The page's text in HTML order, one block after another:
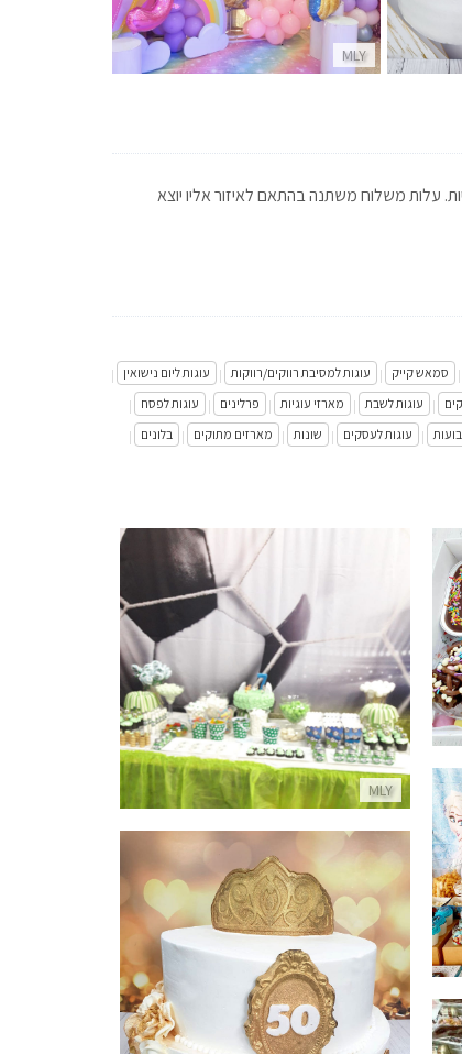
MLY
עלות משלוח משתנה בהתאם לאיזור אליו יוצא
| סמאש קייק | עוגות למסיבת רווקים/רווקות | עוגות ליום נישואין
|
| עוגות לשבת | מארזי עוגיות | פרלינים | עוגות לפסח
|
| עוגות לעסקים | שונות | מארזים מתוקים | בלונים
|
MLY
בר מתוקים כדורגל
פרטים נוספים
עוגת קומות לגיל 50
פרטים נוספים